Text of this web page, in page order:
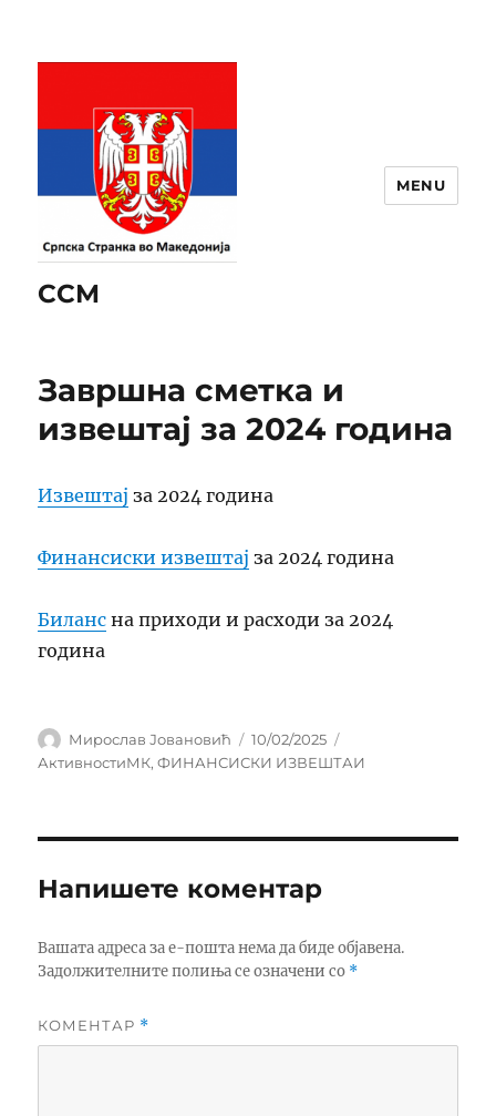
ССМ
MENU
Завршна сметка и
извештај за 2024 година
Извештај за 2024 година
Финансиски извештај за 2024 година
Биланс на приходи и расходи за 2024
година
Author
Мирослав Јовановић
Posted
on
10/02/2025
АктивностиМК,ФИНАНСИСКИ ИЗВЕШТАИ
Напишете коментар
Вашата адреса за е-пошта нема да биде објавена.
Задолжителните полиња се означени со *
КОМЕНТАР *